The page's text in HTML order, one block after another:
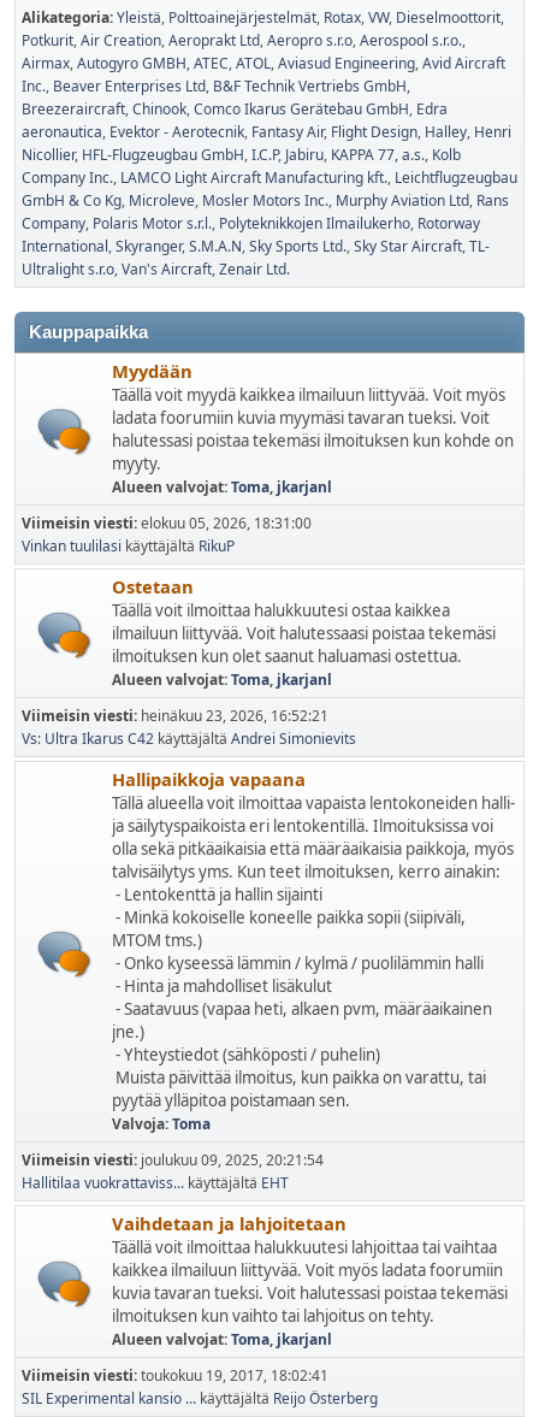
Alikategoria Yleistä Polttoainejärjestelmät Rotax VW Dieselmoottorit
Potkurit Air Creation Aeroprakt Ltd Aeropro s.r.o Aerospool s.r.o.
Airmax Autogyro GMBH ATEC ATOL Aviasud Engineering Avid Aircraft
Inc. Beaver Enterprises Ltd B&F Technik Vertriebs GmbH
Breezeraircraft Chinook Comco Ikarus Gerätebau GmbH Edra
aeronautica Evektor - Aerotecnik Fantasy Air Flight Design Halley Henri
Nicollier HFL-Flugzeugbau GmbH I.C.P Jabiru KAPPA 77, a.s. Kolb
Company Inc. LAMCO Light Aircraft Manufacturing kft. Leichtflugzeugbau
GmbH & Co Kg Microleve Mosler Motors Inc. Murphy Aviation Ltd Rans
Company Polaris Motor s.r.l. Polyteknikkojen Ilmailukerho Rotorway
International Skyranger S.M.A.N Sky Sports Ltd. Sky Star Aircraft TL-
Ultralight s.r.o Van's Aircraft Zenair Ltd.
Kauppapaikka
Myydään
Täällä voit myydä kaikkea ilmailuun liittyvää. Voit myös
ladata foorumiin kuvia myymäsi tavaran tueksi. Voit
halutessasi poistaa tekemäsi ilmoituksen kun kohde on
myyty.
Alueen valvojat:Toma, jkarjanl
Viimeisin viesti:elokuu 05, 2026, 18:31:00
Vinkan tuulilasi käyttäjältä RikuP
Ostetaan
Täällä voit ilmoittaa halukkuutesi ostaa kaikkea
ilmailuun liittyvää. Voit halutessaasi poistaa tekemäsi
ilmoituksen kun olet saanut haluamasi ostettua.
Alueen valvojat:Toma, jkarjanl
Viimeisin viesti: heinäkuu 23, 2026, 16:52:21
Vs: Ultra Ikarus C42 käyttäjältä Andrei Simonievits
Hallipaikkoja vapaana
Tällä alueella voit ilmoittaa vapaista lentokoneiden halli-
ja säilytyspaikoista eri lentokentillä. Ilmoituksissa voi
olla sekä pitkäaikaisia että määräaikaisia paikkoja, myös
talvisäilytys yms. Kun teet ilmoituksen, kerro ainakin:
- Lentokenttä ja hallin sijainti
- Minkä kokoiselle koneelle paikka sopii (siipiväli,
MTOM tms.)
- Onko kyseessä lämmin / kylmä / puolilämmin halli
- Hinta ja mahdolliset lisäkulut
- Saatavuus (vapaa heti, alkaen pvm, määräaikainen
jne.)
- Yhteystiedot (sähköposti / puhelin)
Muista päivittää ilmoitus, kun paikka on varattu, tai
pyytää ylläpitoa poistamaan sen.
Valvoja:Toma
Viimeisin viesti: joulukuu 09, 2025, 20:21:54
Hallitilaa vuokrattaviss... käyttäjältä EHT
Vaihdetaan ja lahjoitetaan
Täällä voit ilmoittaa halukkuutesi lahjoittaa tai vaihtaa
kaikkea ilmailuun liittyvää. Voit myös ladata foorumiin
kuvia tavaran tueksi. Voit halutessasi poistaa tekemäsi
ilmoituksen kun vaihto tai lahjoitus on tehty.
Alueen valvojat:Toma, jkarjanl
Viimeisin viesti:toukokuu 19, 2017, 18:02:41
SIL Experimental kansio ... käyttäjältä Reijo Österberg